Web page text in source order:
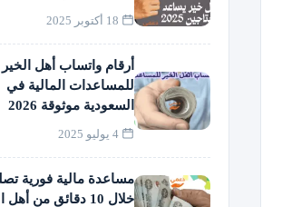
أرقام واتساب أهل الخير
للمساعدات المالية في
السعودية موثوقة 2026
مساعدة مالية فورية
خلال 10 دقائق من أهل الخير